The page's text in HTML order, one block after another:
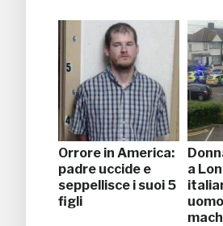
Orrore in America:
padre uccide e
seppellisce i suoi 5
figli
a